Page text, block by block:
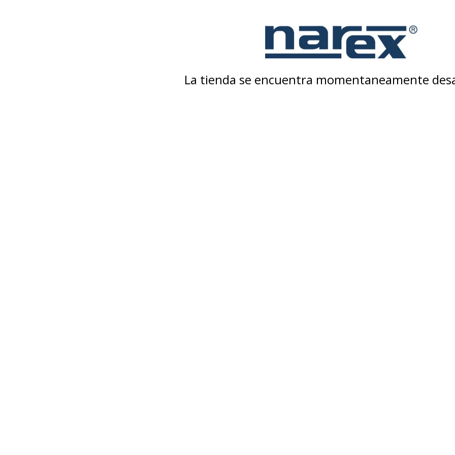
La tienda se encuentra momentaneamente